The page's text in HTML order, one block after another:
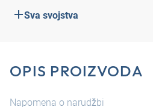
Sva svojstva
OPIS PROIZVODA
Napomena o narudžbi